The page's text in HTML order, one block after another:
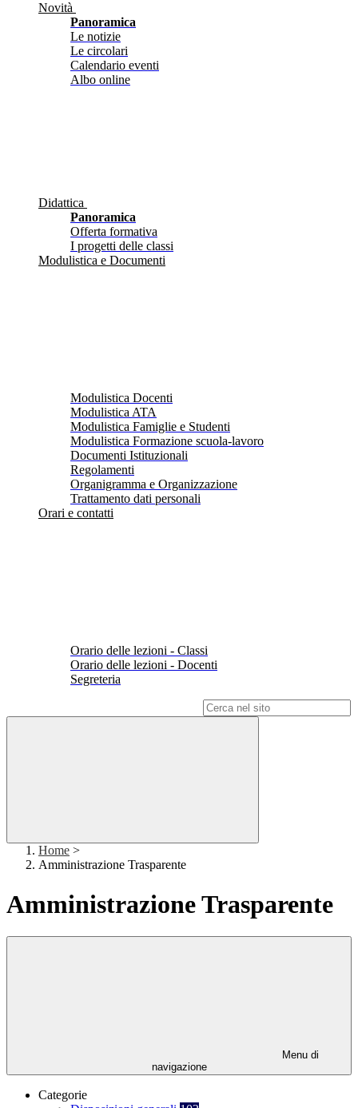
Novità
Panoramica
Le notizie
Le circolari
Calendario eventi
Albo online
Didattica
Panoramica
Offerta formativa
I progetti delle classi
Modulistica e Documenti
Modulistica Docenti
Modulistica ATA
Modulistica Famiglie e Studenti
Modulistica Formazione scuola-lavoro
Documenti Istituzionali
Regolamenti
Organigramma e Organizzazione
Trattamento dati personali
Orari e contatti
Orario delle lezioni - Classi
Orario delle lezioni - Docenti
Segreteria
Home >
Amministrazione Trasparente
Amministrazione Trasparente
Menu di
navigazione
Categorie